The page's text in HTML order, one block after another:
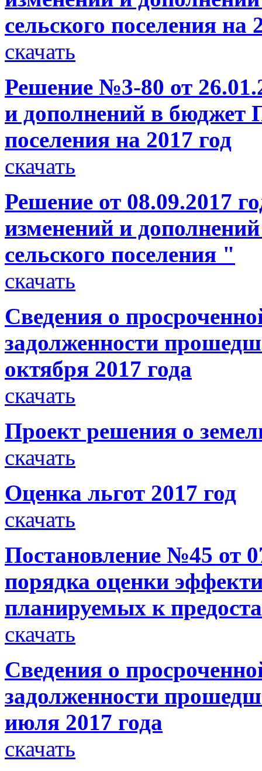
сельского поселения на
скачать
Решение №3-80 от
и дополнений в бюджет
поселения на 2017 год
скачать
Решение от 08.09.2017
изменений и
сельского поселения "
скачать
Сведения о
задолженности
октября 2017 года
скачать
Проект решения о
скачать
Оценка льгот 2017 год
скачать
Постановление №45 от
порядка оценки
планируемых к
скачать
Сведения о
задолженности
июля 2017 года
скачать